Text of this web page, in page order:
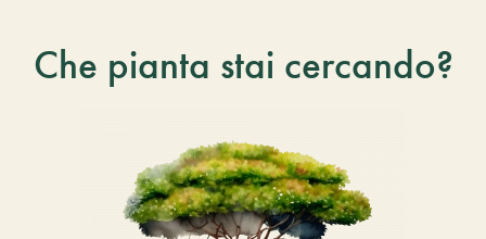
Che pianta stai cercando?